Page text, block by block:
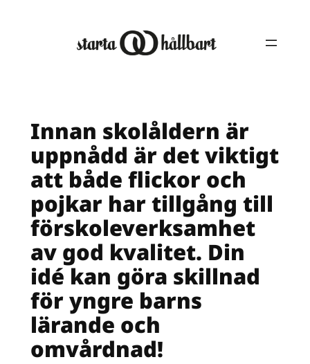
Innan skolåldern är
uppnådd är det viktigt
att både flickor och
pojkar har tillgång till
förskoleverksamhet
av god kvalitet. Din
idé kan göra skillnad
för yngre barns
lärande och
omvårdnad!